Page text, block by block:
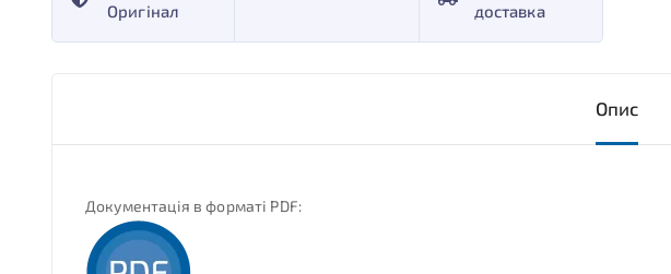
Оригінал
доставка
Опис
Документація в форматі PDF: